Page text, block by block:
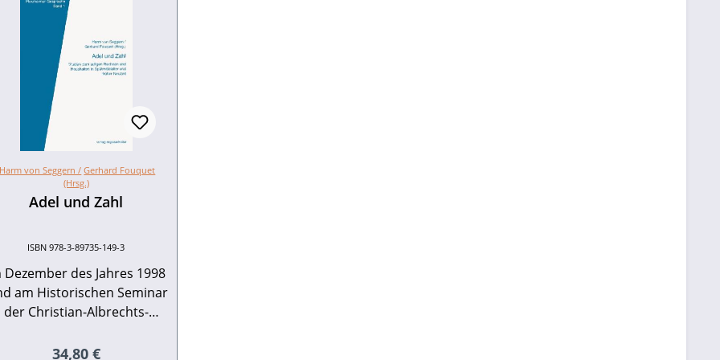
Harm von Seggern / Gerhard Fouquet
(Hrsg.)
Adel und Zahl
ISBN 978-3-89735-149-3
Dezember des Jahres 1998
am Historischen Seminar
der Christian-Albrechts-
zu dem Thema „Adel und
Regulärer Preis:
34,80 €